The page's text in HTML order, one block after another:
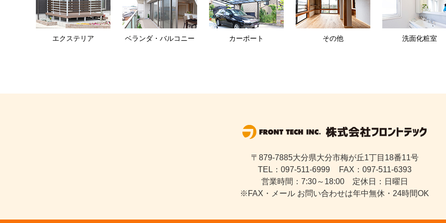
エクステリア ベランダ・バルコニー カーポート その他 洗面化粧室
〒879-7885大分県大分市梅が丘1丁目18番11号
TEL：097-511-6999
FAX：097-511-6393
営業時間：7:30～18:00 定休日：日曜日
※FAX・メール お問い合わせは年中無休・24時間OK